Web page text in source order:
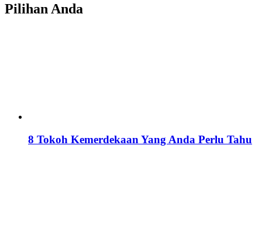
Pilihan Anda
8 Tokoh Kemerdekaan Yang Anda Perlu Tahu